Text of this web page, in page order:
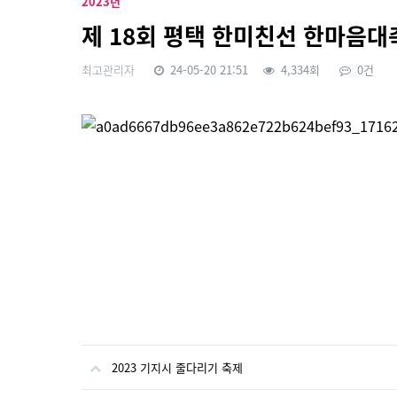
제 18회 평택 한미친선 한마음대
최고관리자 24-05-20 21:51 4,334회 0건
본문
2023 기지시 줄다리기 축제